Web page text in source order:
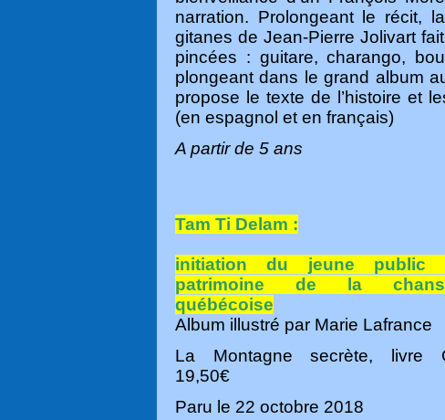
narration. Prolongeant le récit,
gitanes de Jean-Pierre Jolivart
pincées : guitare, charango,
plongeant dans le grand album
propose le texte de l’histoire et
(en espagnol et en français)
A partir de 5 ans
Tam Ti Delam :
initiation du jeune public
patrimoine de la
québécoise
Album illustré par Marie Lafrance
La Montagne secrète, livre
19,50€
Paru le 22 octobre 2018